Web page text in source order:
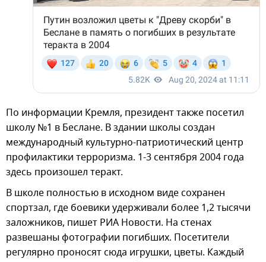
По информации Кремля, президент также посетил
школу №1 в Беслане. В здании школы создан
международный культурно-патриотический центр
профилактики терроризма. 1-3 сентября 2004 года
здесь произошел теракт.
В школе полностью в исходном виде сохранен
спортзал, где боевики удерживали более 1,2 тысячи
заложников, пишет РИА Новости. На стенах
развешаны фотографии погибших. Посетители
регулярно проносят сюда игрушки, цветы. Каждый